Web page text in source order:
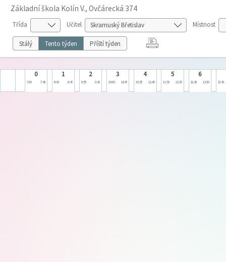
Základní škola Kolín V., Ovčárecká 374
Třída Učitel Místnost
Stálý Tento týden Příští týden
0
7:00 7:45
1
8:00 8:45
2
8:55 9:40
3
10:00 10:45
4
10:55 11:40
5
11:50 12:35
6
12:45 13:30 13:40